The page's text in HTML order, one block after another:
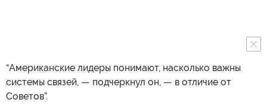
“Американские лидеры понимают, насколько важны
системы связей, — подчеркнул он, — в отличие от
Советов”.